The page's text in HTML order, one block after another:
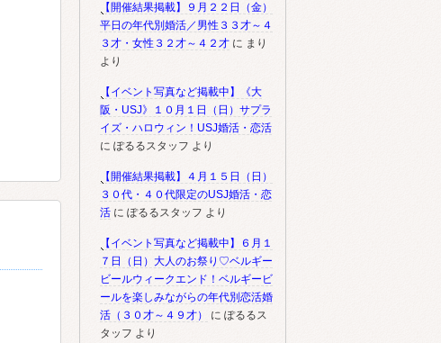
【開催結果掲載】９月２２日（金）
平日の年代別婚活／男性３３才～４
３才・女性３２才～４２才 に まり
より
【イベント写真など掲載中】《大
阪・USJ》１０月１日（日）サプラ
イズ・ハロウィン！USJ婚活・恋活
に ぽるるスタッフ より
【開催結果掲載】４月１５日（日）
３０代・４０代限定のUSJ婚活・恋
活 に ぽるるスタッフ より
【イベント写真など掲載中】６月１
７日（日）大人のお祭り♡ベルギー
ビールウィークエンド！ベルギービ
ールを楽しみながらの年代別恋活婚
活（３０才～４９才）
に ぽるるス
タッフ より